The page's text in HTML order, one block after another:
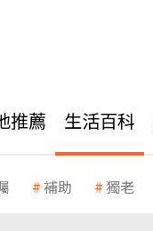
推薦 生活百科
補助 獨老